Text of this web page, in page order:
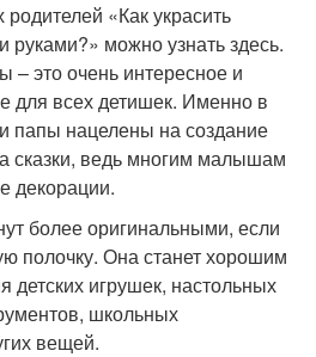
«Как украсить
руками?» можно узнать здесь.
– это очень интересное и
для всех детишек. Именно в
папы нацелены на создание
сказки, ведь многим малышам
декорации.
более оригинальными, если
полочку. Она станет хорошим
детских игрушек, настольных
школьных
вещей.